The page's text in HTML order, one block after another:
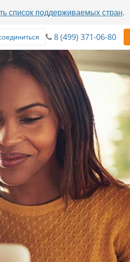
список поддерживаемых стран.
8 (499) 371-06-80